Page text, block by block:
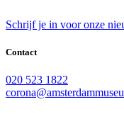
Schrijf je in voor onze
Contact
020 523 1822